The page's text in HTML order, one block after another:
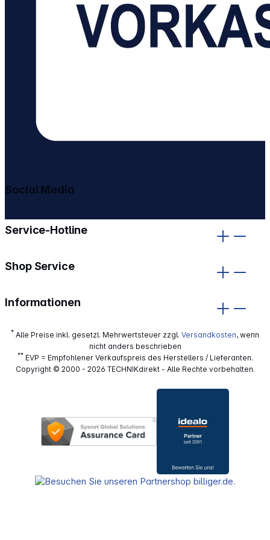
Service-Hotline
Shop Service
Informationen
Social Media
* Alle Preise inkl. gesetzl. Mehrwertsteuer zzgl. Versandkosten, wenn
nicht anders beschrieben
**EVP = Empfohlener Verkaufspreis des Herstellers / Lieferanten.
Copyright © 2000 - 2026 TECHNIKdirekt - Alle Rechte vorbehalten.